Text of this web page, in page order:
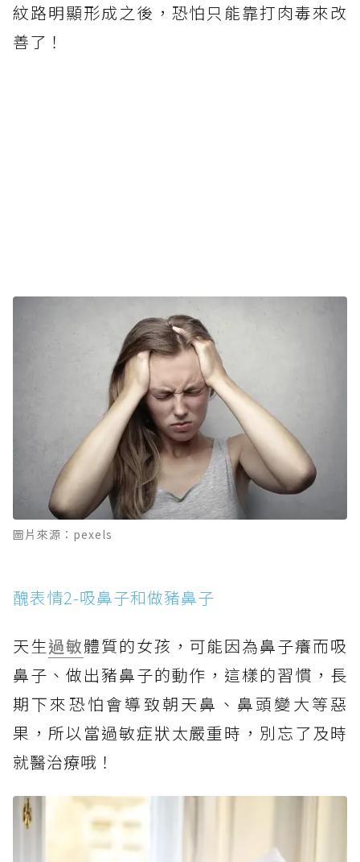
紋路明顯形成之後，恐怕只能靠打肉毒來改
善了！
圖片來源：pexels
醜表情2-吸鼻子和做豬鼻子
天生過敏體質的女孩，可能因為鼻子癢而吸
鼻子、做出豬鼻子的動作，這樣的習慣，長
期下來恐怕會導致朝天鼻、鼻頭變大等惡
果，所以當過敏症狀太嚴重時，別忘了及時
就醫治療哦！